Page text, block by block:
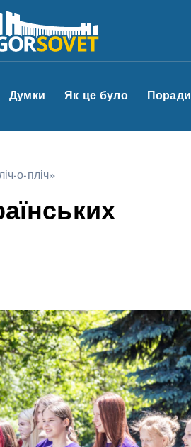
Думки Як це було Поради
о-пліч»